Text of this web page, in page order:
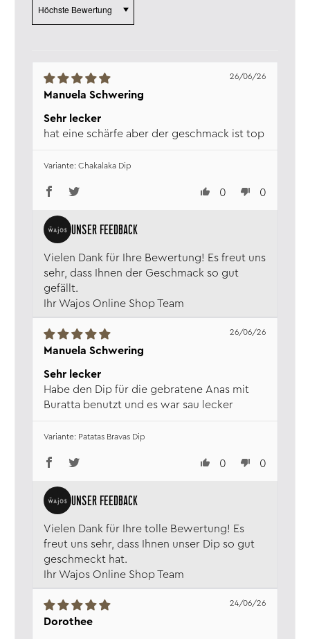
Manuela Schwering
26/06/26
Sehr lecker
hat eine schärfe aber der geschmack ist top
0 0
Vielen Dank für Ihre Bewertung! Es freut uns
sehr, dass Ihnen der Geschmack so gut
gefällt.
Ihr Wajos Online Shop Team
Chakalaka Dip
Manuela Schwering
26/06/26
Sehr lecker
Habe den Dip für die gebratene Anas mit
Buratta benutzt und es war sau lecker
0 0
Vielen Dank für Ihre tolle Bewertung! Es
freut uns sehr, dass Ihnen unser Dip so gut
geschmeckt hat.
Ihr Wajos Online Shop Team
Patatas Bravas Dip
Dorothee
24/06/26